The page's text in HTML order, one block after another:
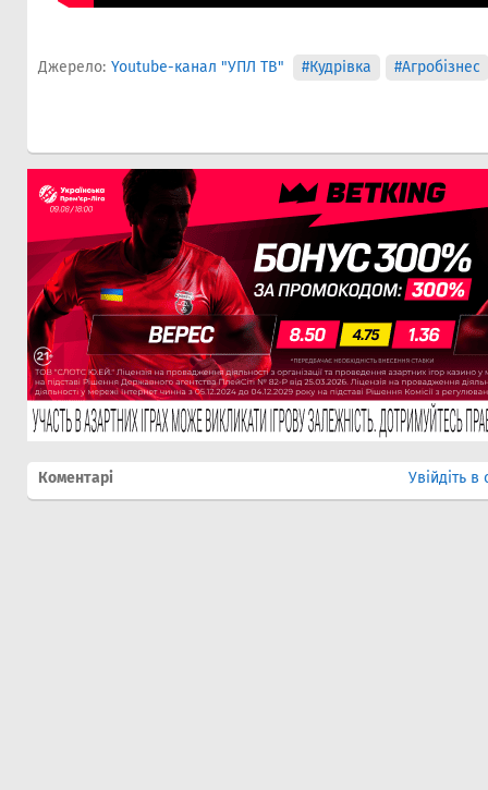
Джерело: Youtube-канал "УПЛ ТВ" #Кудрiвка #Агробізнес
Коментарі Увійдіть в